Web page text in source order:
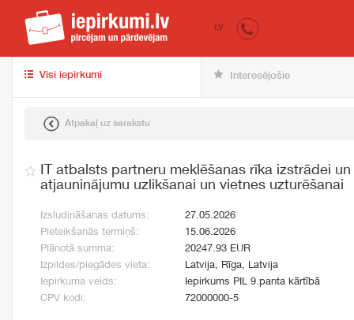
iepirkumi.lv
LV
Visi iepirkumi Interesējošie
Atpakaļ uz sarakstu
IT atbalsts partneru meklēšanas rīka izstrādei
atjauninājumu uzlikšanai un vietnes uzturēšanai
Izsludināšanas datums:
27.05.2026
Pieteikšanās termiņš:
15.06.2026
Plānotā summa:
20247.93 EUR
Izpildes/piegādes vieta:
Latvija, Rīga, Latvija
Iepirkuma veids:
Iepirkums PIL 9.panta kārtībā
CPV kodi:
72000000-5